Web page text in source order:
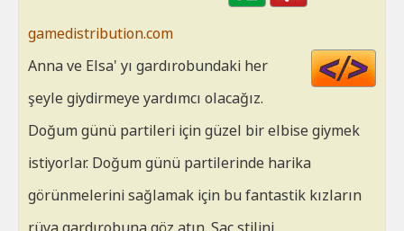
gamedistribution.com
Anna ve Elsa' yı gardırobundaki her
şeyle giydirmeye yardımcı olacağız.
Doğum günü partileri için güzel bir elbise giymek
istiyorlar. Doğum günü partilerinde harika
görünmelerini sağlamak için bu fantastik kızların